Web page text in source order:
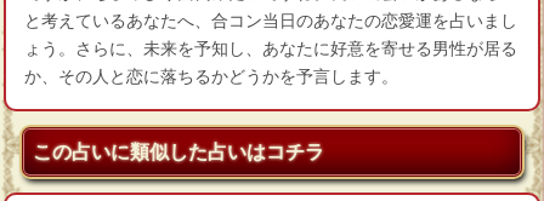
と考えているあなたへ、合コン当日のあなたの恋愛運を占いまし
ょう。さらに、未来を予知し、あなたに好意を寄せる男性が居る
か、その人と恋に落ちるかどうかを予言します。
この占いに類似した占いはコチラ